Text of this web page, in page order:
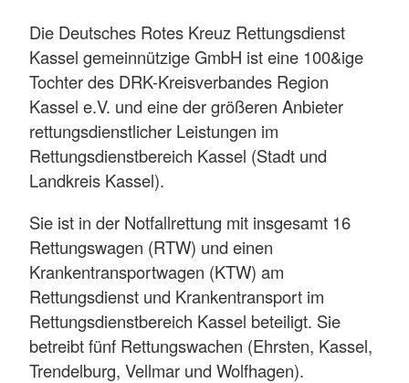
Die Deutsches Rotes Kreuz Rettungsdienst
Kassel gemeinnützige GmbH ist eine 100&ige
Tochter des DRK-Kreisverbandes Region
Kassel e.V. und eine der größeren Anbieter
rettungsdienstlicher Leistungen im
Rettungsdienstbereich Kassel (Stadt und
Landkreis Kassel).
Sie ist in der Notfallrettung mit insgesamt 16
Rettungswagen (RTW) und einen
Krankentransportwagen (KTW) am
Rettungsdienst und Krankentransport im
Rettungsdienstbereich Kassel beteiligt. Sie
betreibt fünf Rettungswachen (Ehrsten, Kassel,
Trendelburg, Vellmar und Wolfhagen).